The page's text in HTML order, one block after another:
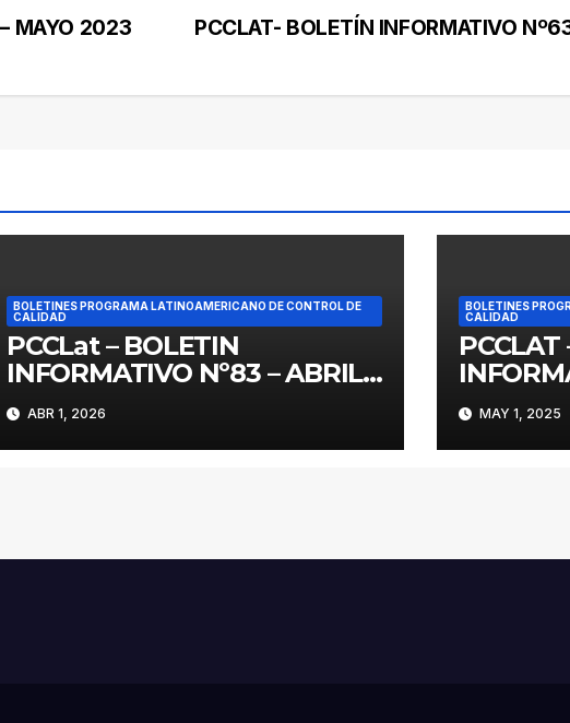
PCCLAT- BOLETÍN INFORMATIVO
MAYO 2023
BOLETINES PROGRAMA LATINOAMERICANO DE CONTROL DE
CALIDAD
PCCLat – BOLETIN
INFORMATIVO Nº83 – ABRIL
2026
ABR 1, 2026
BOLETINES
CALIDAD
PCCLAT
MAYO
MAY 1, 2025